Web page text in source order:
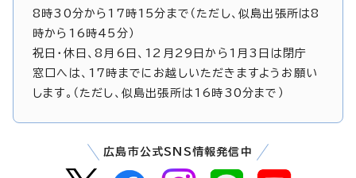
8時30分から17時15分まで（ただし、似島出張所は8
時から16時45分）
祝日・休日、8月6日、12月29日から1月3日は閉庁
窓口へは、17時までにお越しいただきますようお願い
します。（ただし、似島出張所は16時30分まで）
広島市公式SNS情報発信中